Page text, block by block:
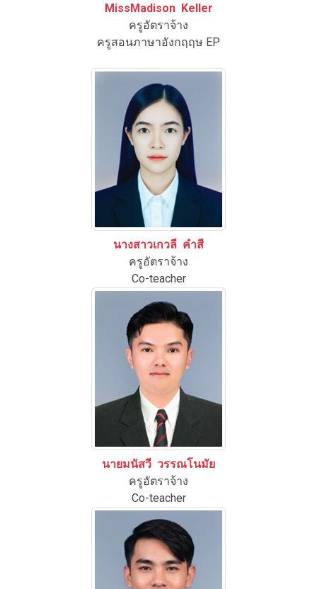
MissMadison Keller
ครูอัตราจ้าง
ครูสอนภาษาอังกฤฤษ EP
นางสาวเกวลี คำสี
ครูอัตราจ้าง
Co-teacher
นายมนัสวี วรรณโนมัย
ครูอัตราจ้าง
Co-teacher